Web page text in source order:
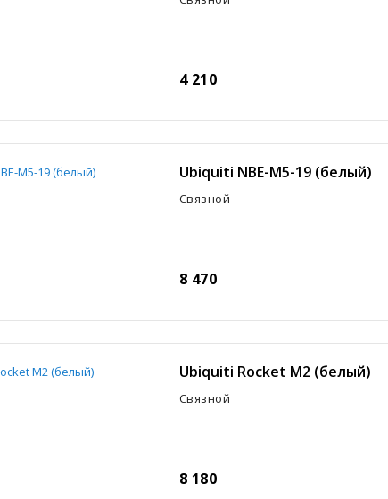
4 210
Ubiquiti NBE-M5-19 (белый)
Связной
8 470
Ubiquiti Rocket M2 (белый)
Связной
8 180